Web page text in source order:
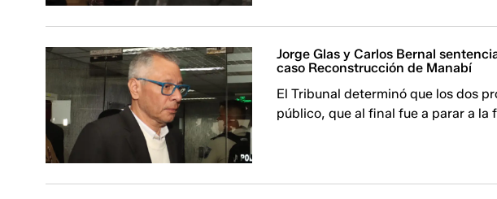
Jorge Glas y Carlos Bernal
caso Reconstrucción de Manabí
El Tribunal determinó que los dos
público, que al final fue a parar a la